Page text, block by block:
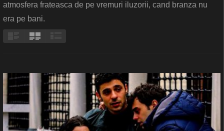
atmosfera frateasca de pe vremuri iluzorii, cand branza nu
era pe bani.